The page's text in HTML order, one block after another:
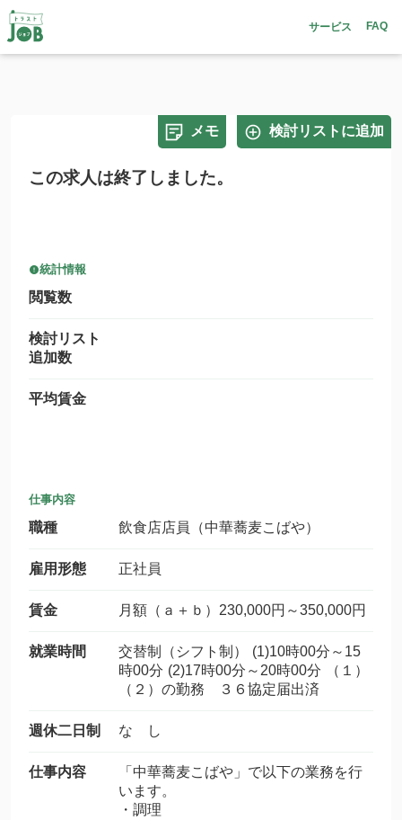
サービス FAQ
メモ 検討リストに追加
この求人は終了しました。
統計情報
閲覧数
検討リスト
追加数
平均賃金
仕事内容
職種 飲食店店員（中華蕎麦こばや）
雇用形態 正社員
賃金 月額（ａ＋ｂ）230,000円～350,000円
就業時間
交替制（シフト制） (1)10時00分～15
時00分 (2)17時00分～20時00分 （１）
（２）の勤務 ３６協定届出済
週休二日制 な し
仕事内容
「中華蕎麦こばや」で以下の業務を行
います。
・調理